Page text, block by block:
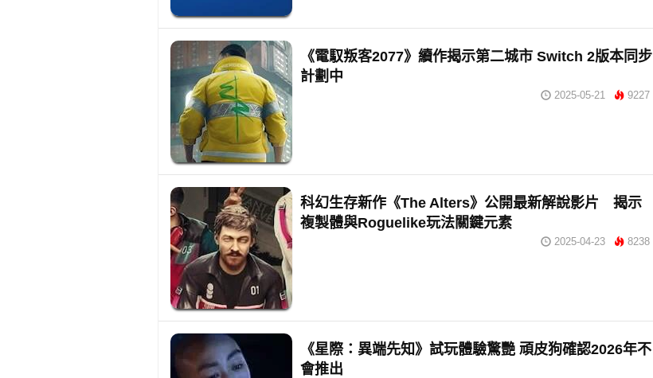
《電馭叛客2077》續作揭示第二城市 Switch 2版本同步
計劃中
2025-05-21 9227
科幻生存新作《The Alters》公開最新解說影片 揭示
複製體與Roguelike玩法關鍵元素
2025-04-23 8238
《星際：異端先知》試玩體驗驚艷 頑皮狗確認2026年不
會推出